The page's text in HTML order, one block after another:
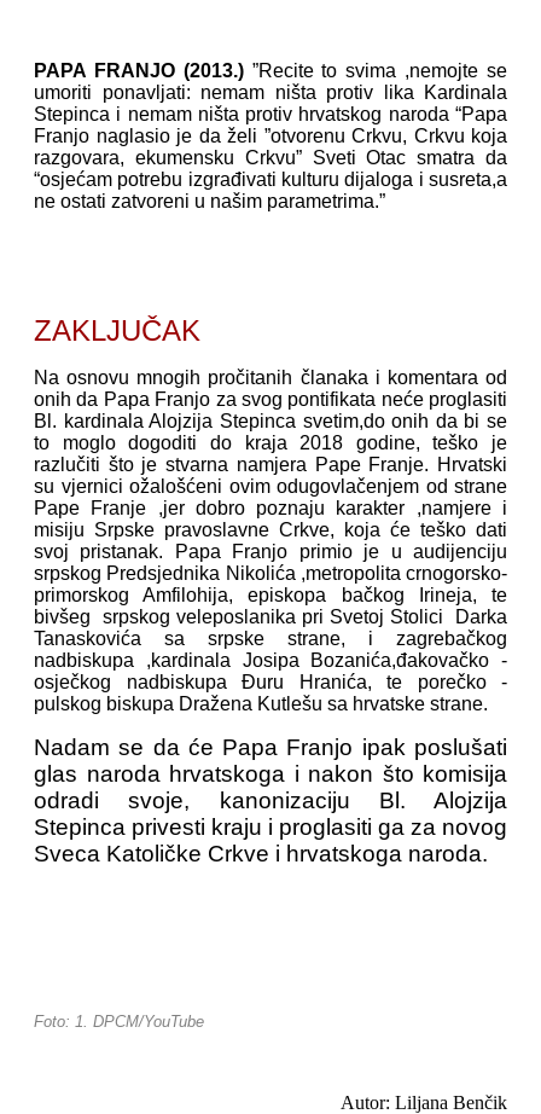
PAPA FRANJO (2013.)”Recite to svima ,nemojte se
umoriti ponavljati: nemam ništa protiv lika Kardinala
Stepinca i nemam ništa protiv hrvatskog naroda “Papa
Franjo naglasio je da želi ”otvorenu Crkvu, Crkvu koja
razgovara, ekumensku Crkvu” Sveti Otac smatra da
“osjećam potrebu izgrađivati kulturu dijaloga i susreta,a
ne ostati zatvoreni u našim parametrima.”
ZAKLJUČAK
Na osnovu mnogih pročitanih članaka i komentara od
onih da Papa Franjo za svog pontifikata neće proglasiti
Bl. kardinala Alojzija Stepinca svetim,do onih da bi se
to moglo dogoditi do kraja 2018 godine, teško je
razlučiti što je stvarna namjera Pape Franje. Hrvatski
su vjernici ožalošćeni ovim odugovlačenjem od strane
Pape Franje ,jer dobro poznaju karakter ,namjere i
misiju Srpske pravoslavne Crkve, koja će teško dati
svoj pristanak. Papa Franjo primio je u audijenciju
srpskog Predsjednika Nikolića ,metropolita crnogorsko-
primorskog Amfilohija, episkopa bačkog Irineja, te
bivšeg srpskog veleposlanika pri Svetoj Stolici Darka
Tanaskovića sa srpske strane, i zagrebačkog
nadbiskupa ,kardinala Josipa Bozanića,đakovačko -
osječkog nadbiskupa Đuru Hranića, te porečko -
pulskog biskupa Dražena Kutlešu sa hrvatske strane.
Nadam se da će Papa Franjo ipak poslušati
glas naroda hrvatskoga i nakon što komisija
odradi svoje, kanonizaciju Bl. Alojzija
Stepinca privesti kraju i proglasiti ga za novog
Sveca Katoličke Crkve i hrvatskoga naroda.
Foto: 1. DPCM/YouTube
Autor: Liljana Benčik